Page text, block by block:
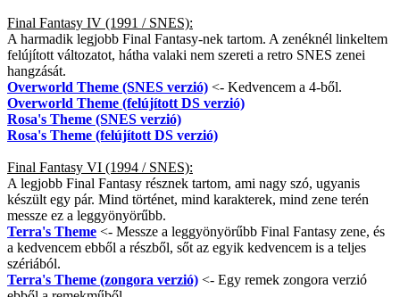
Final Fantasy IV (1991 / SNES):
A harmadik legjobb Final Fantasy-nek tartom. A zenéknél linkeltem
felújított változatot, hátha valaki nem szereti a retro SNES zenei
hangzását.
Overworld Theme (SNES verzió) <- Kedvencem a 4-ből.
Overworld Theme (felújított DS verzió)
Rosa's Theme (SNES verzió)
Rosa's Theme (felújított DS verzió)
Final Fantasy VI (1994 / SNES):
A legjobb Final Fantasy résznek tartom, ami nagy szó, ugyanis
készült egy pár. Mind történet, mind karakterek, mind zene terén
messze ez a leggyönyörűbb.
Terra's Theme <- Messze a leggyönyörűbb Final Fantasy zene, és
a kedvencem ebből a részből, sőt az egyik kedvencem is a teljes
szériából.
Terra's Theme (zongora verzió) <- Egy remek zongora verzió